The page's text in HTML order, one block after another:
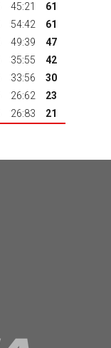
45:21
61
54:42
61
49:39
47
35:55
42
33:56
30
26:62
23
26:83 21